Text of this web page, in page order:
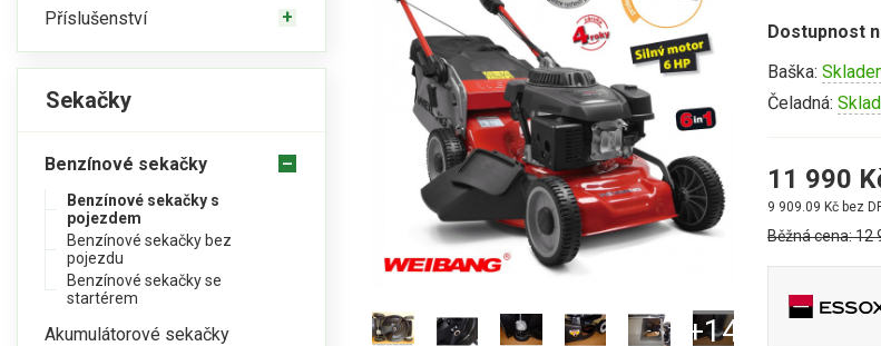
Příslušenství
Sekačky
Benzínové sekačky
Benzínové sekačky s
pojezdem
Benzínové sekačky bez
pojezdu
Benzínové sekačky se
startérem
Akumulátorové sekačky
Dostupnost
Baška:
Čeladná:
11 990
9 909.09 Kč bez
Běžná cena:12